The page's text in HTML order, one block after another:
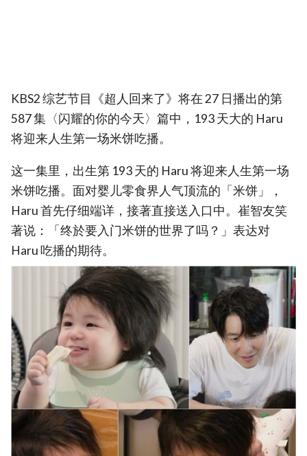
KBS2 综艺节目《超人回来了》将在 27 日播出的第
587 集〈闪耀的你的今天〉篇中，193 天大的 Haru
将迎来人生第一场米饼吃播。
这一集里，出生第 193 天的 Haru 将迎来人生第一场
米饼吃播。面对婴儿零食界人气顶流的「米饼」，
Haru 首先仔细端详，接著直接送入口中。崔智友笑
著说：「终於要入门米饼的世界了吗？」表达对
Haru 吃播的期待。